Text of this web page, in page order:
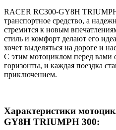
RACER RC300-GY8H
транспортное средство, а
стремится к новым
стиль и комфорт делают его
хочет выделяться на дороге и
С этим мотоциклом перед вами
горизонты, и каждая поездка
приключением.
Характеристики
GY8H TRIUMPH 300: